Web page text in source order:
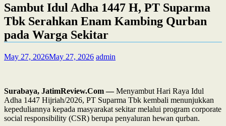
Sambut Idul Adha 1447 H, PT Suparma
Tbk Serahkan Enam Kambing Qurban
pada Warga Sekitar
May 27, 2026May 27, 2026 admin
Surabaya, JatimReview.Com —Menyambut Hari Raya Idul
Adha 1447 Hijriah/2026, PT Suparma Tbk kembali menunjukkan
kepeduliannya kepada masyarakat sekitar melalui program corporate
social responsibility (CSR) berupa penyaluran hewan qurban.